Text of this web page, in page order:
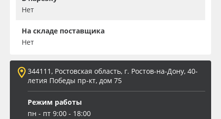
Нет
На складе поставщика
Нет
344111, Ростовская область, г. Ростов-на-Дону, 40-
летия Победы пр-кт, дом 75
Режим работы
пн - пт 9:00 - 18:00